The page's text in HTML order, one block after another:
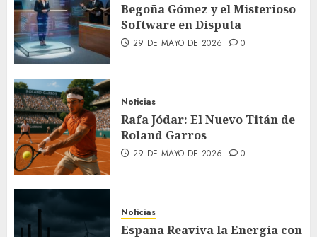
Begoña Gómez y el Misterioso
Software en Disputa
29 DE MAYO DE 2026 0
Noticias
Rafa Jódar: El Nuevo Titán de
Roland Garros
29 DE MAYO DE 2026 0
Noticias
España Reaviva la Energía con